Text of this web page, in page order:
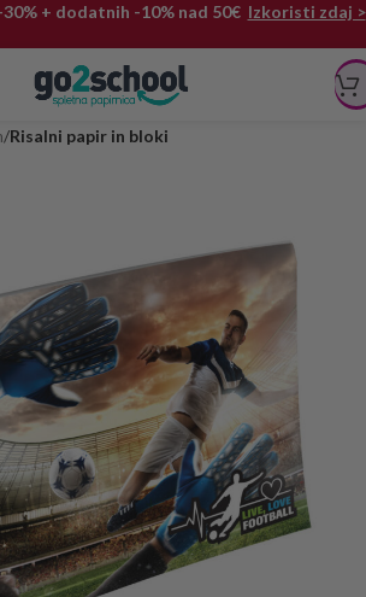
30% + dodatnih -10% nad 50€ Izkoristi zdaj >
Risalni papir in bloki